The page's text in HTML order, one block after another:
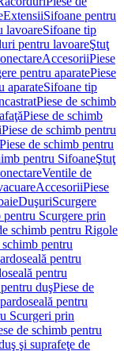
ExtensiiSifoane pentru
lavoareSifoane tip
pentru lavoareŞtuţ
AccesoriiPiese
pentru aparatePiese
aparateSifoane tip
Piese de schimb
Piese de schimb
Piese de schimb pentru
Piese de schimb pentru
pentru SifoaneŞtuţ
Ventile de
AccesoriiPiese
DuşuriScurgere
pentru Scurgere prin
schimb pentru Rigole
schimb pentru
pentru
pentru
duşPiese de
pentru
Scurgeri prin
de schimb pentru
şi suprafeţe de